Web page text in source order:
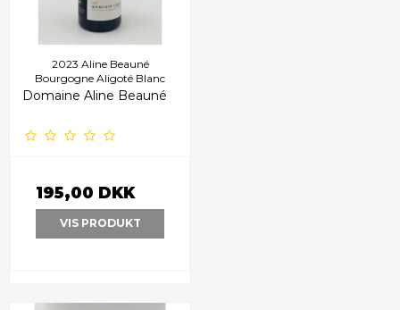
2023 Aline Beauné
Bourgogne Aligoté Blanc
Domaine Aline Beauné
195,00 DKK
VIS PRODUKT